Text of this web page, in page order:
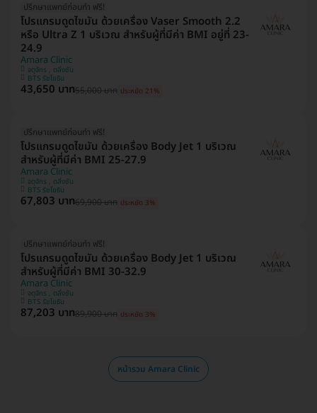
ปรึกษาแพทย์ก่อนทำ ฟรี!
โปรแกรมดูดไขมัน ด้วยเครื่อง Vaser Smooth 2.2
หรือ Ultra Z 1 บริเวณ สำหรับผู้ที่มีค่า BMI อยู่ที่ 23-
24.9
Amara Clinic
จตุจักร , ตลิ่งชัน
BTS รัชโยธิน
43,650 บาท55,000 บาท ประหยัด 21%
ปรึกษาแพทย์ก่อนทำ ฟรี!
โปรแกรมดูดไขมัน ด้วยเครื่อง Body Jet 1 บริเวณ
สำหรับผู้ที่มีค่า BMI 25-27.9
Amara Clinic
จตุจักร , ตลิ่งชัน
BTS รัชโยธิน
67,803 บาท69,900 บาท ประหยัด 3%
ปรึกษาแพทย์ก่อนทำ ฟรี!
โปรแกรมดูดไขมัน ด้วยเครื่อง Body Jet 1 บริเวณ
สำหรับผู้ที่มีค่า BMI 30-32.9
Amara Clinic
จตุจักร , ตลิ่งชัน
BTS รัชโยธิน
87,203 บาท89,900 บาท ประหยัด 3%
หน้ารวม Amara Clinic